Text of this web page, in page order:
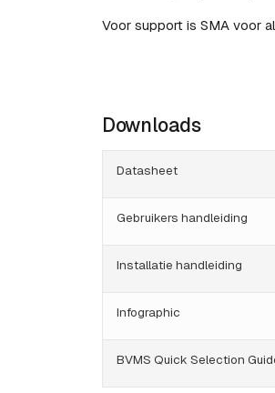
Voor support is SMA voor
Downloads
Datasheet
Gebruikers handleiding
Installatie handleiding
Infographic
BVMS Quick Selection